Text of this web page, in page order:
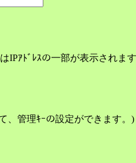
IPｱﾄﾞﾚｽの一部が表示されま
、管理ｷｰの設定ができます。)